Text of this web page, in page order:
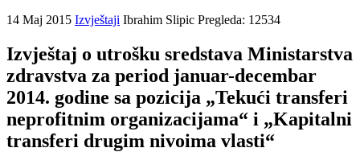
14 Maj 2015 Izvještaji Ibrahim Slipic Pregleda: 12534
Izvještaj o utrošku sredstava Ministarstva
zdravstva za period januar-decembar
2014. godine sa pozicija „Tekući transferi
neprofitnim organizacijama“ i „Kapitalni
transferi drugim nivoima vlasti“